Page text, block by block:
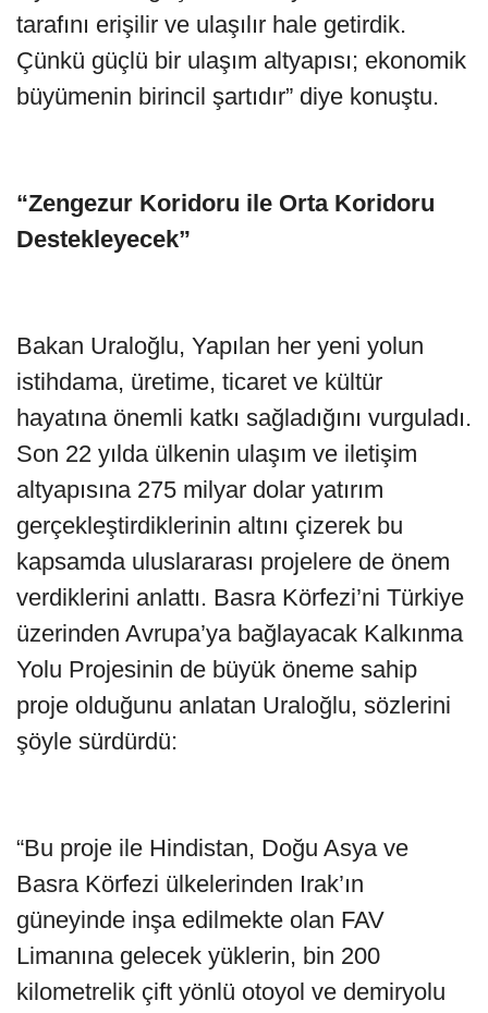
tarafını erişilir ve ulaşılır hale getirdik.
Çünkü güçlü bir ulaşım altyapısı; ekonomik
büyümenin birincil şartıdır” diye konuştu.
“Zengezur Koridoru ile Orta Koridoru
Destekleyecek”
Bakan Uraloğlu, Yapılan her yeni yolun
istihdama, üretime, ticaret ve kültür
hayatına önemli katkı sağladığını vurguladı.
Son 22 yılda ülkenin ulaşım ve iletişim
altyapısına 275 milyar dolar yatırım
gerçekleştirdiklerinin altını çizerek bu
kapsamda uluslararası projelere de önem
verdiklerini anlattı. Basra Körfezi’ni Türkiye
üzerinden Avrupa’ya bağlayacak Kalkınma
Yolu Projesinin de büyük öneme sahip
proje olduğunu anlatan Uraloğlu, sözlerini
şöyle sürdürdü:
“Bu proje ile Hindistan, Doğu Asya ve
Basra Körfezi ülkelerinden Irak’ın
güneyinde inşa edilmekte olan FAV
Limanına gelecek yüklerin, bin 200
kilometrelik çift yönlü otoyol ve demiryolu